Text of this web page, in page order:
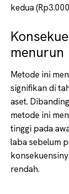
kedua
menurun
Metode ini
signifikan di
aset.
metode ini
tinggi pada
laba sebelum
rendah.